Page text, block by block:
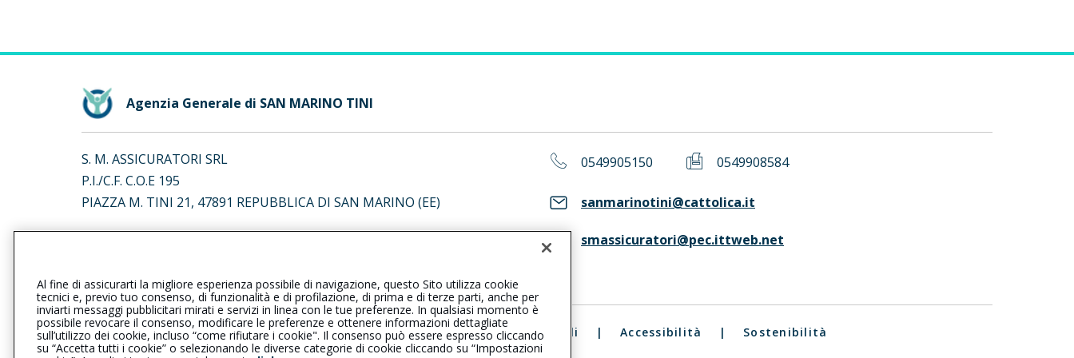
Agenzia Generale di SAN MARINO TINI
S. M. ASSICURATORI SRL
P.I./C.F. C.O.E 195
PIAZZA M. TINI 21, 47891 REPUBBLICA DI SAN MARINO (EE)
0549905150 0549908584
sanmarinotini@cattolica.it
smassicuratori@pec.ittweb.net
Privacy | Cookie | Il Gruppo Generali | Reclami | Note legali | Accessibilità | Sostenibilità
Al fine di assicurarti la migliore esperienza possibile di navigazione, questo Sito utilizza cookie
tecnici e, previo tuo consenso, di funzionalità e di profilazione, di prima e di terze parti, anche per
inviarti messaggi pubblicitari mirati e servizi in linea con le tue preferenze. In qualsiasi momento è
possibile revocare il consenso, modificare le preferenze e ottenere informazioni dettagliate
sull’utilizzo dei cookie, incluso “come rifiutare i cookie". Il consenso può essere espresso cliccando
su “Accetta tutti i cookie” o selezionando le diverse categorie di cookie cliccando su “Impostazioni